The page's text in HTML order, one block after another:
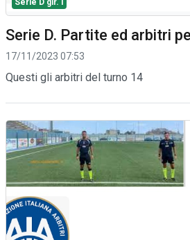
Serie D. Partite ed arbitri
17/11/2023 07:53
Questi gli arbitri del turno 14